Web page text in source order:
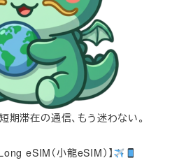
期滞在の通信、もう迷わない。
eSIM（小龍eSIM）】